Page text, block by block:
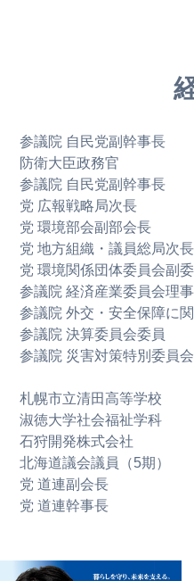
参議院 自民党副幹事長
防衛大臣政務官
参議院 自民党副幹事長
党 広報戦略局次長
党 環境部会副部会長
党 地方組織・議員総局次長
党 環境関係団体委員会副
参議院 経済産業委員会理事
参議院 外交・安全保障に
参議院 決算委員会委員
参議院 災害対策特別委員
札幌市立清田高等学校
淑徳大学社会福祉学科
石狩開発株式会社
北海道議会議員（5期）
党 道連副会長
党 道連幹事長